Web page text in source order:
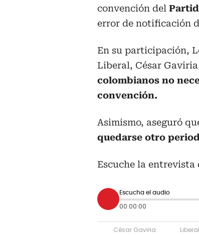
convención del
error de notificación
En su participación,
Liberal, César
colombianos no
convención.
Asimismo, aseguró
quedarse otro
Escuche la
Escucha el audio
00:00:00
César Gaviria